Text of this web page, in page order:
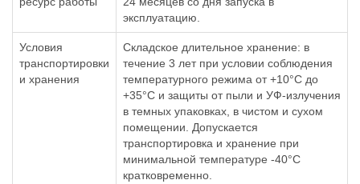
эксплуатацию.
Условия
транспортировки
и хранения
Складское длительное хранение: в
течение 3 лет при условии соблюдения
температурного режима от +10°С до
+35°С и защиты от пыли и УФ-излучения
в темных упаковках, в чистом и сухом
помещении. Допускается
транспортировка и хранение при
минимальной температуре -40°С
кратковременно.